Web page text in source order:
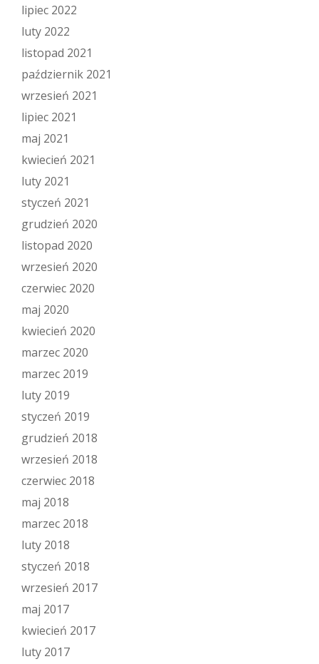
lipiec 2022
luty 2022
listopad 2021
październik 2021
wrzesień 2021
lipiec 2021
maj 2021
kwiecień 2021
luty 2021
styczeń 2021
grudzień 2020
listopad 2020
wrzesień 2020
czerwiec 2020
maj 2020
kwiecień 2020
marzec 2020
marzec 2019
luty 2019
styczeń 2019
grudzień 2018
wrzesień 2018
czerwiec 2018
maj 2018
marzec 2018
luty 2018
styczeń 2018
wrzesień 2017
maj 2017
kwiecień 2017
luty 2017